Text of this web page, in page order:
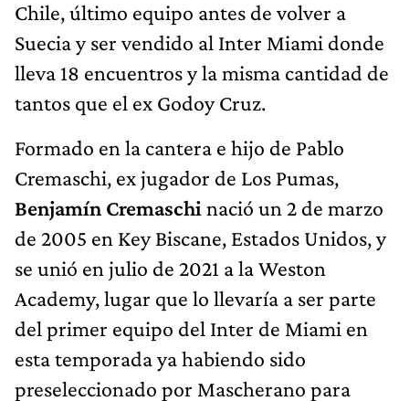
Chile, último equipo antes de volver a
Suecia y ser vendido al Inter Miami donde
lleva 18 encuentros y la misma cantidad de
tantos que el ex Godoy Cruz.
Formado en la cantera e hijo de Pablo
Cremaschi, ex jugador de Los Pumas,
Benjamín Cremaschi nació un 2 de marzo
de 2005 en Key Biscane, Estados Unidos, y
se unió en julio de 2021 a la Weston
Academy, lugar que lo llevaría a ser parte
del primer equipo del Inter de Miami en
esta temporada ya habiendo sido
preseleccionado por Mascherano para